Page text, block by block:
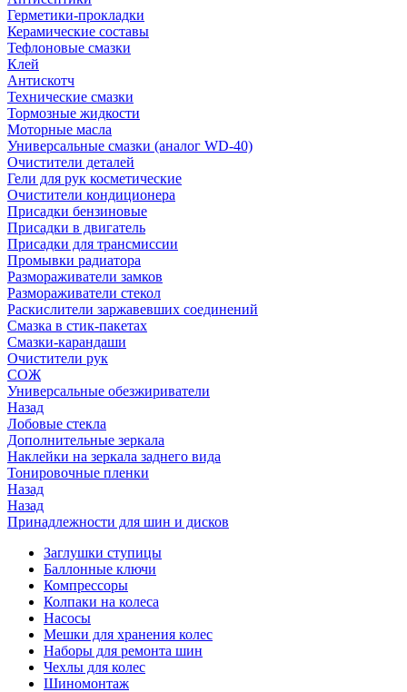
Герметики-прокладки
Керамические составы
Тефлоновые смазки
Клей
Антискотч
Технические смазки
Тормозные жидкости
Моторные масла
Универсальные смазки (аналог WD-40)
Очистители деталей
Гели для рук косметические
Очистители кондиционера
Присадки бензиновые
Присадки в двигатель
Присадки для трансмиссии
Промывки радиатора
Размораживатели замков
Размораживатели стекол
Раскислители заржавевших соединений
Смазка в стик-пакетах
Смазки-карандаши
Очистители рук
СОЖ
Универсальные обезжириватели
Назад
Лобовые стекла
Дополнительные зеркала
Наклейки на зеркала заднего вида
Тонировочные пленки
Назад
Назад
Принадлежности для шин и дисков
Заглушки ступицы
Баллонные ключи
Компрессоры
Колпаки на колеса
Насосы
Мешки для хранения колес
Наборы для ремонта шин
Чехлы для колес
Шиномонтаж